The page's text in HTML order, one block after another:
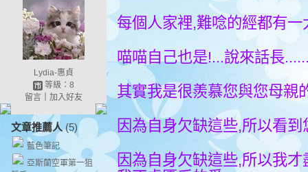
Lydia-惠貞
等級：8
留言｜ 加入好友
文章推薦人(5)
藍色筆記
亞斯蘭空軍第一狙
每個人家裡,難唸的經都有一
喵喵自己也是!...說來話長
其實我是很羨慕您與您母親
因為自身欠缺這些,所以看
因為自身欠缺這些,所以我